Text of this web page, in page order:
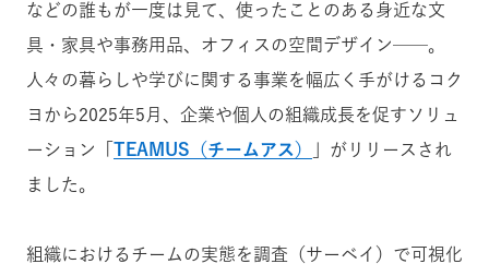
などの誰もが一度は見て、使ったことのある身近な文
具・家具や事務用品、オフィスの空間デザイン──。
人々の暮らしや学びに関する事業を幅広く手がけるコク
ヨから2025年5月、企業や個人の組織成長を促すソリュ
ーション「 TEAMUS（チームアス）
」がリリースされ
ました。
組織におけるチームの実態を調査（サーベイ）で可視化